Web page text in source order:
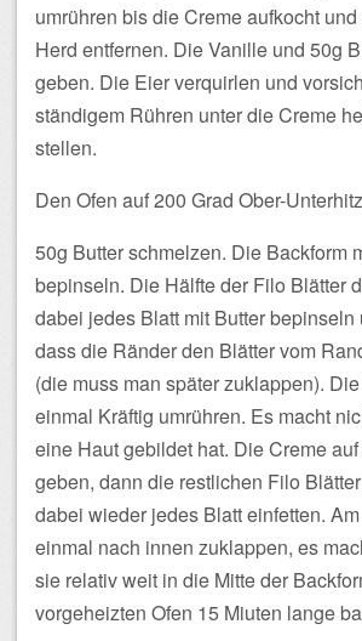
umrühren bis die Creme aufkocht
Herd entfernen. Die Vanille und 50g
geben. Die Eier verquirlen und
ständigem Rühren unter die Creme
stellen.
Den Ofen auf 200 Grad Ober-
50g Butter schmelzen. Die Backform
bepinseln. Die Hälfte der Filo Blätter
dabei jedes Blatt mit Butter bepinseln
dass die Ränder den Blätter vom
(die muss man später zuklappen).
einmal Kräftig umrühren. Es macht
eine Haut gebildet hat. Die Creme
geben, dann die restlichen Filo
dabei wieder jedes Blatt einfetten.
einmal nach innen zuklappen, es
sie relativ weit in die Mitte der
vorgeheizten Ofen 15 Miuten lange